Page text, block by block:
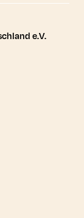
Links
e.V.